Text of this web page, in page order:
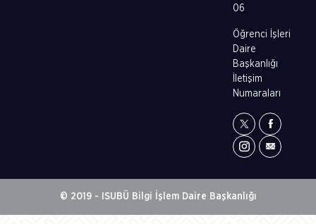
06
Öğrenci İşleri
Daire
Başkanlığı
İletişim
Numaraları
© 2019 - ISUBÜ Bilgi İşlem Daire Başkanlığı